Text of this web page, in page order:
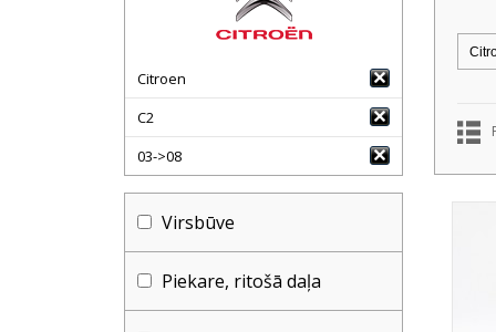
Citroen
C2
03->08
Virsbūve
Piekare, ritošā daļa